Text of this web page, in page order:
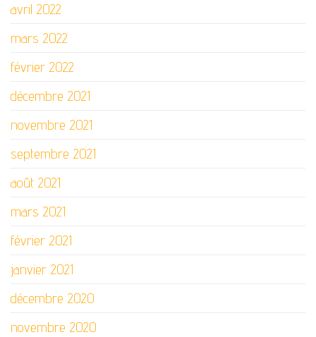
avril 2022
mars 2022
février 2022
décembre 2021
novembre 2021
septembre 2021
août 2021
mars 2021
février 2021
janvier 2021
décembre 2020
novembre 2020